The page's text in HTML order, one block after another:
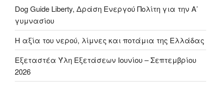
Dog Guide Liberty, Δράση Ενεργού Πολίτη για την Α’
γυμνασίου
H αξία του νερού, λίμνες και ποτάμια της Ελλάδας
Εξεταστέα Ύλη Εξετάσεων Ιουνίου – Σεπτεμβρίου
2026